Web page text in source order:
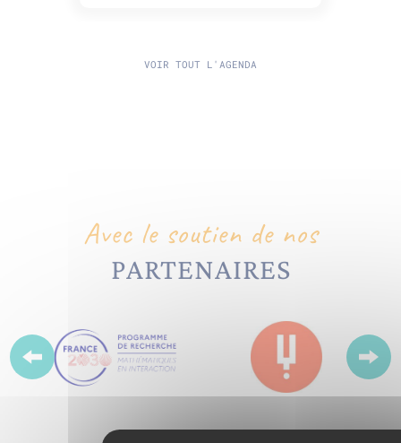
VOIR TOUT L'AGENDA
Avec le soutien de nos
PARTENAIRES